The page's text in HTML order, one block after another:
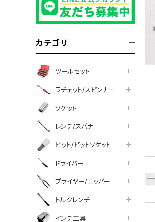
カテゴリ
ツールセット
ラチェット/スピンナー
ソケット
レンチ/スパナ
ビット/ビットソケット
ドライバー
プライヤー/ニッパー
トルクレンチ
インチ工具